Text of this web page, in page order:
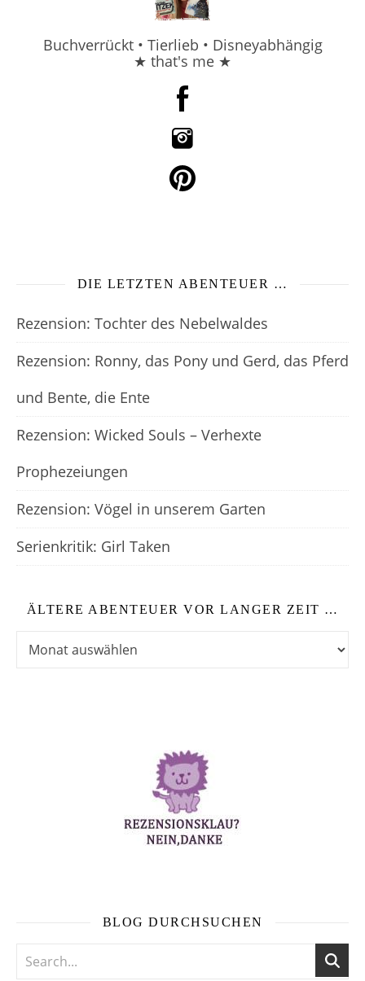
Buchverrückt • Tierlieb • Disneyabhängig
★ that's me ★
DIE LETZTEN ABENTEUER …
Rezension: Tochter des Nebelwaldes
Rezension: Ronny, das Pony und Gerd, das Pferd
und Bente, die Ente
Rezension: Wicked Souls – Verhexte
Prophezeiungen
Rezension: Vögel in unserem Garten
Serienkritik: Girl Taken
ÄLTERE ABENTEUER VOR LANGER ZEIT …
BLOG DURCHSUCHEN